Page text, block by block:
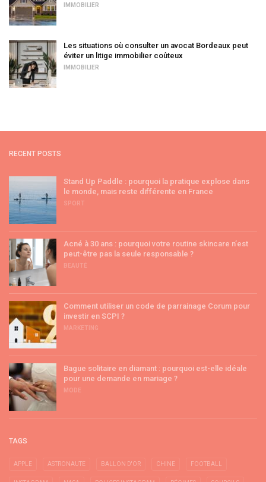
IMMOBILIER
Les situations où consulter un avocat Bordeaux peut
éviter un litige immobilier coûteux
IMMOBILIER
RECENT POSTS
Stand Up Paddle : pourquoi la pratique explose dans
le monde, mais reste différente en France
SPORT
Acné à 30 ans : pourquoi votre routine skincare n’est
peut-être pas la seule responsable ?
BEAUTÉ
Comment utiliser un code de parrainage Corum pour
investir en SCPI ?
MARKETING
Bague solitaire en diamant : pourquoi est-elle idéale
pour une demande en mariage ?
MODE
TAGS
APPLE ASTRONAUTE BALLON D'OR CHINE FOOTBALL